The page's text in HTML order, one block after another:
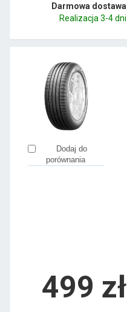
Darmowa dostawa
Realizacja 3-4 dni
Dodaj do
porównania
499 zł